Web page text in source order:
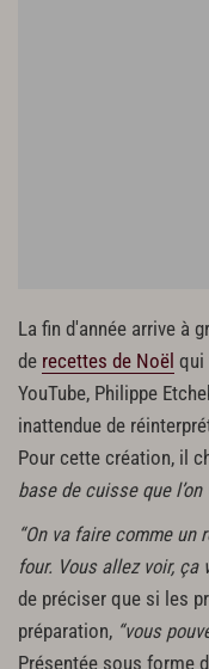
La fin d'année arrive à
de recettes de Noël qui
YouTube, Philippe
inattendue de
Pour cette création, il
base de cuisse que
“On va faire comme
four. Vous allez voir, ça
de préciser que si les
préparation, “vous
Présentée sous forme